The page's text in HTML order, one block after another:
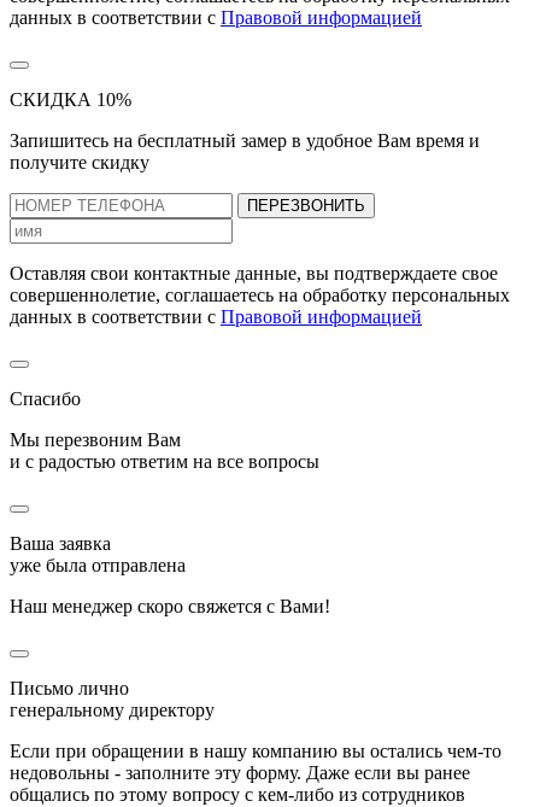
данных в соответствии с Правовой информацией
СКИДКА 10%
Запишитесь на бесплатный замер в удобное Вам время и
получите скидку
ПЕРЕЗВОНИТЬ
Оставляя свои контактные данные, вы подтверждаете свое
совершеннолетие, соглашаетесь на обработку персональных
данных в соответствии с Правовой информацией
Спасибо
Мы перезвоним Вам
и с радостью ответим на все вопросы
Ваша заявка
уже была отправлена
Наш менеджер скоро свяжется с Вами!
Письмо лично
генеральному директору
Если при обращении в нашу компанию вы остались чем-то
недовольны - заполните эту форму. Даже если вы ранее
общались по этому вопросу с кем-либо из сотрудников